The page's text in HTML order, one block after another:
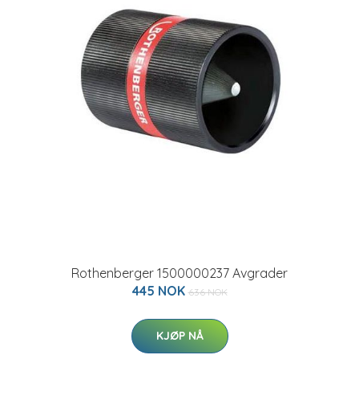
Rothenberger 1500000237 Avgrader
445 NOK 636 NOK
KJØP NÅ